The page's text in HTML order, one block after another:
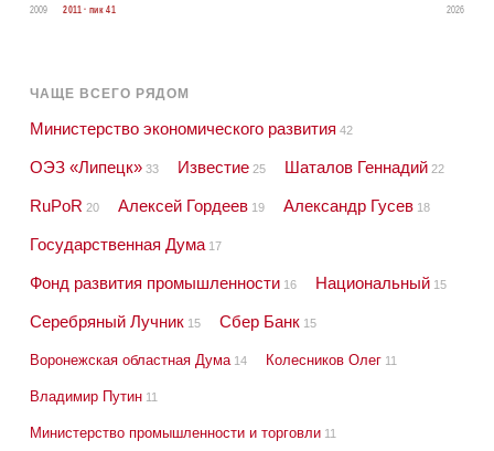
2009 2011 · пик 41 2026
ЧАЩЕ ВСЕГО РЯДОМ
Министерство экономического развития 42
ОЭЗ «Липецк» 33 Известие 25 Шаталов Геннадий 22
RuPoR 20 Алексей Гордеев 19 Александр Гусев 18
Государственная Дума 17
Фонд развития промышленности 16 Национальный 15
Серебряный Лучник 15 Сбер Банк 15
Воронежская областная Дума 14 Колесников Олег 11
Владимир Путин 11
Министерство промышленности и торговли 11